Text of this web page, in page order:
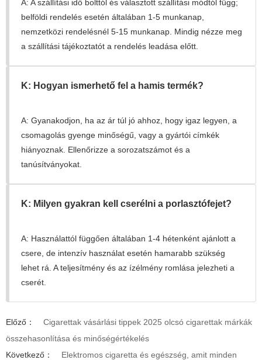
A: A szállítási idő bolttól és választott szállítási módtól függ;
belföldi rendelés esetén általában 1-5 munkanap,
nemzetközi rendelésnél 5-15 munkanap. Mindig nézze meg
a szállítási tájékoztatót a rendelés leadása előtt.
K: Hogyan ismerhető fel a hamis termék?
A: Gyanakodjon, ha az ár túl jó ahhoz, hogy igaz legyen, a
csomagolás gyenge minőségű, vagy a gyártói címkék
hiányoznak. Ellenőrizze a sorozatszámot és a
tanúsítványokat.
K: Milyen gyakran kell cserélni a porlasztófejet?
A: Használattól függően általában 1-4 hétenként ajánlott a
csere, de intenzív használat esetén hamarabb szükség
lehet rá. A teljesítmény és az ízélmény romlása jelezheti a
cserét.
Előző：
Cigarettak vásárlási tippek 2025 olcsó cigarettak márkák
összehasonlítása és minőségértékelés
Következő：
Elektromos cigaretta és egészség, amit minden